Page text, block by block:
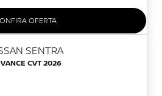
OFERTA
SENTRA
CVT 2026